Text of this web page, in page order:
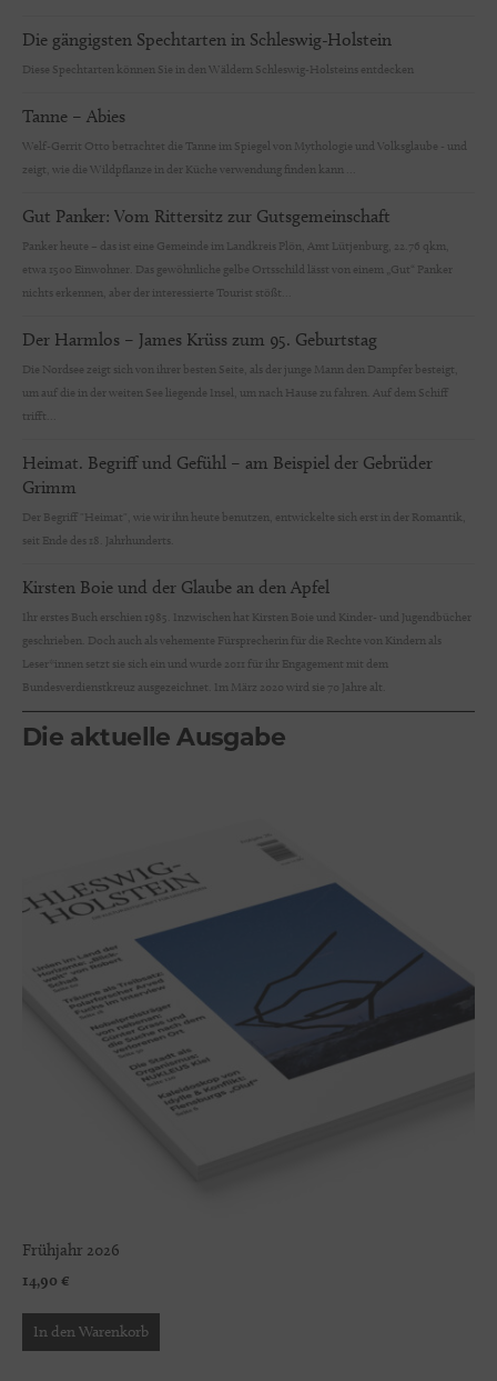
Die gängigsten Spechtarten in Schleswig-Holstein
Diese Spechtarten können Sie in den Wäldern Schleswig-Holsteins entdecken
Tanne – Abies
Welf-Gerrit Otto betrachtet die Tanne im Spiegel von Mythologie und Volksglaube - und
zeigt, wie die Wildpflanze in der Küche verwendung finden kann ...
Gut Panker: Vom Rittersitz zur Gutsgemeinschaft
Panker heute – das ist eine Gemeinde im Landkreis Plön, Amt Lütjenburg, 22.76 qkm,
etwa 1500 Einwohner. Das gewöhnliche gelbe Ortsschild lässt von einem „Gut“ Panker
nichts erkennen, aber der interessierte Tourist stößt...
Der Harmlos – James Krüss zum 95. Geburtstag
Die Nordsee zeigt sich von ihrer besten Seite, als der junge Mann den Dampfer besteigt,
um auf die in der weiten See liegende Insel, um nach Hause zu fahren. Auf dem Schiff
trifft...
Heimat. Begriff und Gefühl – am Beispiel der Gebrüder
Grimm
Der Begriff "Heimat", wie wir ihn heute benutzen, entwickelte sich erst in der Romantik,
seit Ende des 18. Jahrhunderts.
Kirsten Boie und der Glaube an den Apfel
Ihr erstes Buch erschien 1985. Inzwischen hat Kirsten Boie und Kinder- und Jugendbücher
geschrieben. Doch auch als vehemente Fürsprecherin für die Rechte von Kindern als
Leser*innen setzt sie sich ein und wurde 2011 für ihr Engagement mit dem
Bundesverdienstkreuz ausgezeichnet. Im März 2020 wird sie 70 Jahre alt.
Die aktuelle Ausgabe
Frühjahr 2026
14,90 €
In den Warenkorb